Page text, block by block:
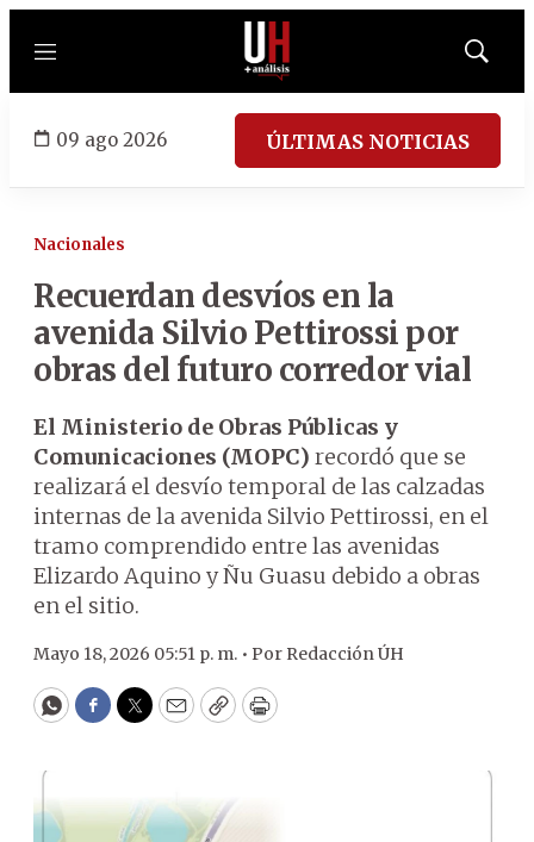
Menú
Mostrar
09 ago 2026 ÚLTIMAS NOTICIAS
Nacionales
Recuerdan desvíos en la
avenida Silvio Pettirossi por
obras del futuro corredor vial
El Ministerio de Obras Públicas y
Comunicaciones (MOPC) recordó que se
realizará el desvío temporal de las calzadas
internas de la avenida Silvio Pettirossi, en el
tramo comprendido entre las avenidas
Elizardo Aquino y Ñu Guasu debido a obras
en el sitio.
Mayo 18, 2026 05:51 p. m. • Por Redacción ÚH
WhatsApp
Facebook
Twitter
EmailCopyPrint